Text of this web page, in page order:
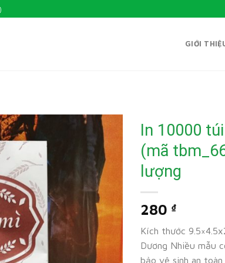
GIỚI
In 10000
(mã
lượng
280 ₫
Kích thước
Dương Nhiều mẫu
bảo vệ sinh an toàn